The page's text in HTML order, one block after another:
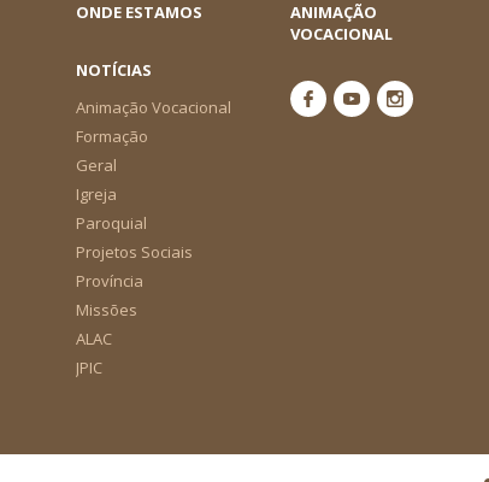
ONDE ESTAMOS
ANIMAÇÃO
VOCACIONAL
NOTÍCIAS
Animação Vocacional
Formação
Geral
Igreja
Paroquial
Projetos Sociais
Província
Missões
ALAC
JPIC